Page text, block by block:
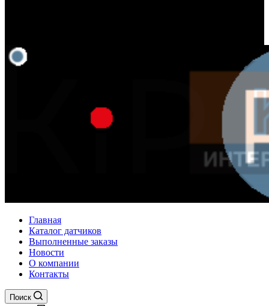
Главная
Каталог датчиков
Выполненные заказы
Новости
О компании
Контакты
Поиск